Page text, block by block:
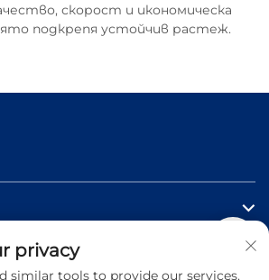
скорост и икономическа
подкрепя устойчив растеж.
privacy
similar tools to provide our services.